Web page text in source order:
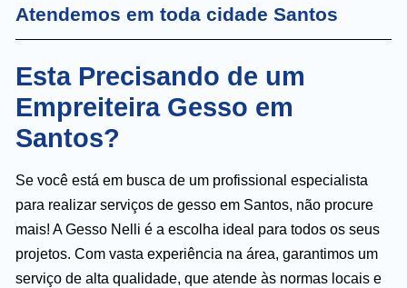
Atendemos em toda cidade Santos
Esta Precisando de um
Empreiteira Gesso em
Santos?
Se você está em busca de um profissional especialista
para realizar serviços de gesso em Santos, não procure
mais! A Gesso Nelli é a escolha ideal para todos os seus
projetos. Com vasta experiência na área, garantimos um
serviço de alta qualidade, que atende às normas locais e